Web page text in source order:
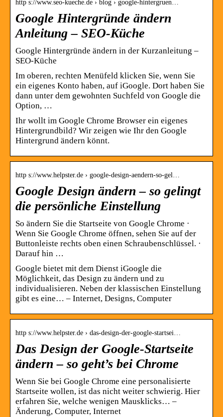
http s://www.seo-kueche.de › blog › google-hintergruen…
Google Hintergründe ändern
Anleitung – SEO-Küche
Google Hintergründe ändern in der Kurzanleitung –
SEO-Küche
Im oberen, rechten Menüfeld klicken Sie, wenn Sie
ein eigenes Konto haben, auf iGoogle. Dort haben Sie
dann unter dem gewohnten Suchfeld von Google die
Option, …
Ihr wollt im Google Chrome Browser ein eigenes
Hintergrundbild? Wir zeigen wie Ihr den Google
Hintergrund ändern könnt.
http s://www.helpster.de › google-design-aendern-so-gel…
Google Design ändern – so gelingt
die persönliche Einstellung
So ändern Sie die Startseite von Google Chrome ·
Wenn Sie Google Chrome öffnen, sehen Sie auf der
Buttonleiste rechts oben einen Schraubenschlüssel. ·
Darauf hin …
Google bietet mit dem Dienst iGoogle die
Möglichkeit, das Design zu ändern und zu
individualisieren. Neben der klassischen Einstellung
gibt es eine… – Internet, Designs, Computer
http s://www.helpster.de › das-design-der-google-startsei…
Das Design der Google-Startseite
ändern – so geht’s bei Chrome
Wenn Sie bei Google Chrome eine personalisierte
Startseite wollen, ist das nicht weiter schwierig. Hier
erfahren Sie, welche wenigen Mausklicks… –
Änderung, Computer, Internet